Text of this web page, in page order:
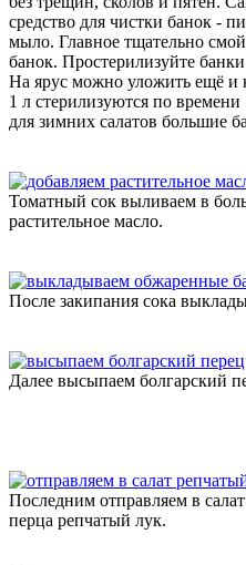
средство для чистки банок -
мыло. Главное тщательно
банок. Простерилизуйте
На ярус можно уложить ещё и
1 л стерилизуются по
для зимних салатов большие
Томатный сок выливаем в
растительное масло.
После закипания сока
Далее высыпаем болгарский
Последним отправляем в
перца репчатый лук.